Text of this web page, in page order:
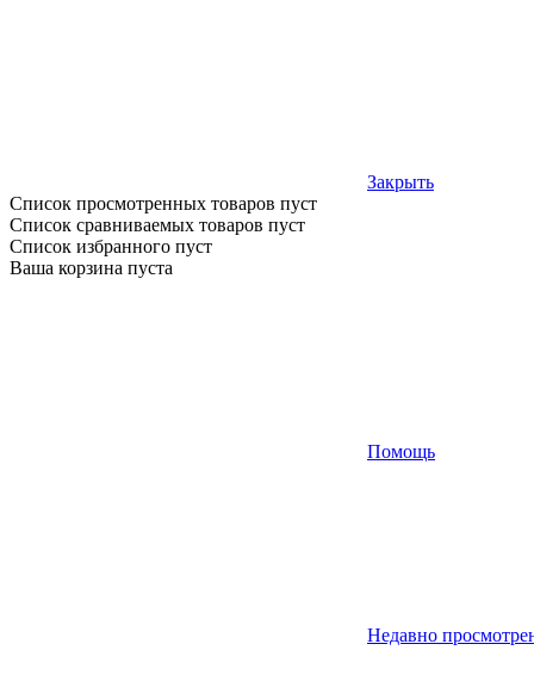
Закрыть
Список просмотренных товаров пуст
Список сравниваемых товаров пуст
Список избранного пуст
Ваша корзина пуста
Помощь
Недавно